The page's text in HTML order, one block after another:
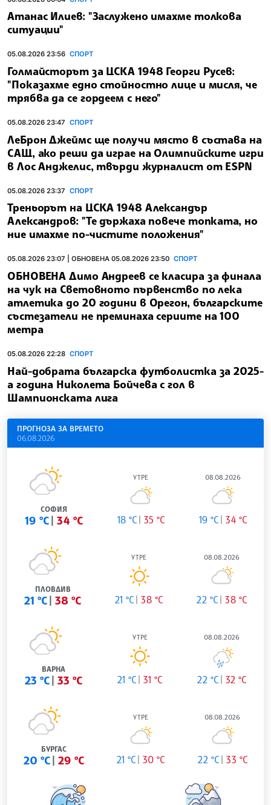
Атанас Илиев: "Заслужено имахме толкова
ситуации"
05.08.2026 23:56 СПОРТ
Голмайсторът за ЦСКА 1948 Георги Русев:
"Показахме едно стойностно лице и мисля, че
трябва да се гордеем с него"
05.08.2026 23:47 СПОРТ
ЛеБрон Джеймс ще получи място в състава на
САЩ, ако реши да играе на Олимпийските игри
в Лос Анджелис, твърди журналист от ESPN
05.08.2026 23:37 СПОРТ
Треньорът на ЦСКА 1948 Александър
Александров: "Те държаха повече топката, но
ние имахме по-чистите положения"
05.08.2026 23:07 | ОБНОВЕНА 05.08.2026 23:50 СПОРТ
ОБНОВЕНА Димо Андреев се класира за финала
на чук на Световното първенство по лека
атлетика до 20 години в Орегон, българските
състезатели не преминаха сериите на 100
метра
05.08.2026 22:28 СПОРТ
Най-добрата българска футболистка за 2025-
а година Николета Бойчева с гол в
Шампионската лига
ПРОГНОЗА ЗА ВРЕМЕТО
06.08.2026
СОФИЯ
19 °C 34 °C
УТРЕ
18 °C 35 °C
08.08.2026
19 °C 34 °C
ПЛОВДИВ
21 °C 38 °C
УТРЕ
21 °C 38 °C
08.08.2026
22 °C 38 °C
ВАРНА
23 °C 33 °C
УТРЕ
21 °C 31 °C
08.08.2026
22 °C 32 °C
БУРГАС
20 °C 29 °C
УТРЕ
21 °C 30 °C
08.08.2026
22 °C 33 °C